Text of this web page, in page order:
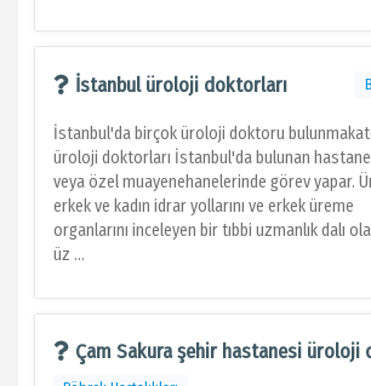
İstanbul üroloji doktorları
İstanbul'da birçok üroloji doktoru
üroloji doktorları İstanbul'da bulunan
veya özel muayenehanelerinde görev yapar.
erkek ve kadın idrar yollarını ve erkek üreme
organlarını inceleyen bir tıbbi uzmanlık dalı
üz ...
Çam Sakura şehir hastanesi üroloji